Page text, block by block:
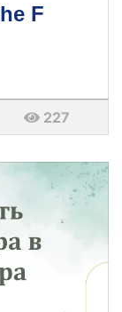
F
227